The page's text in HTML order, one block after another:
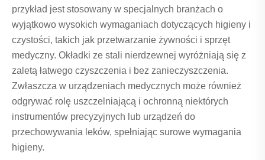
przykład jest stosowany w specjalnych branżach o
wyjątkowo wysokich wymaganiach dotyczących higieny i
czystości, takich jak przetwarzanie żywności i sprzęt
medyczny. Okładki ze stali nierdzewnej wyróżniają się z
zaletą łatwego czyszczenia i bez zanieczyszczenia.
Zwłaszcza w urządzeniach medycznych może również
odgrywać rolę uszczelniającą i ochronną niektórych
instrumentów precyzyjnych lub urządzeń do
przechowywania leków, spełniając surowe wymagania
higieny.